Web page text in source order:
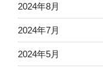
2024年8月
2024年7月
2024年5月